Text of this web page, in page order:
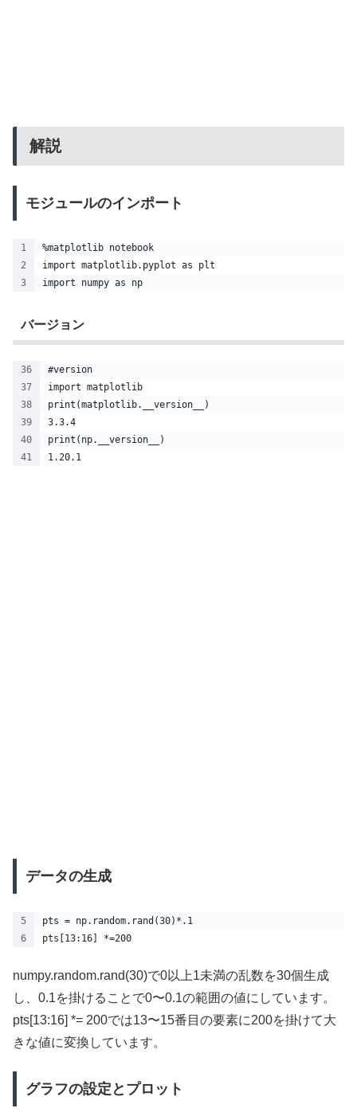
解説
モジュールのインポート
%matplotlib notebook
import matplotlib.pyplot as plt
import numpy as np
バージョン
#version
import matplotlib
print(matplotlib.__version__)
3.3.4
print(np.__version__)
1.20.1
データの生成
pts = np.random.rand(30)*.1
pts[13:16] *=200
numpy.random.rand(30)で0以上1未満の乱数を30個生成
し、0.1を掛けることで0〜0.1の範囲の値にしています。
pts[13:16] *= 200では13〜15番目の要素に200を掛けて大
きな値に変換しています。
グラフの設定とプロット